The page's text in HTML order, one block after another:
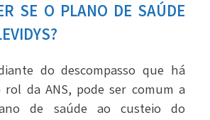
SE O PLANO DE SAÚDE
do descompasso que há
da ANS, pode ser comum a
de saúde ao custeio do